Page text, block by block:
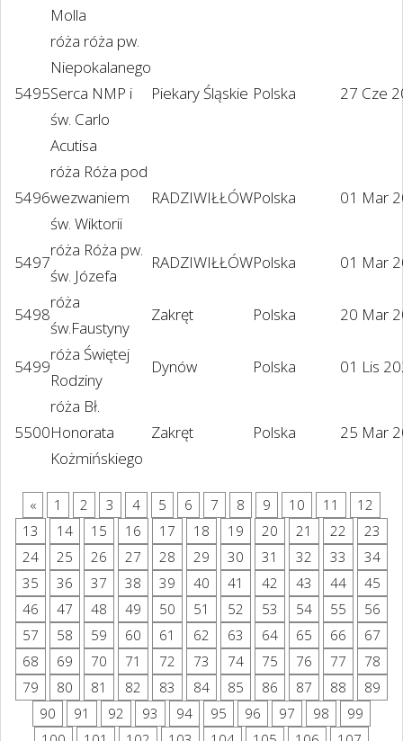
Molla
5495
róża róża pw.
Niepokalanego
Serca NMP i
św. Carlo
Acutisa
Piekary Śląskie Polska 27 Cze
5496
róża Róża pod
wezwaniem
św. Wiktorii
RADZIWIŁŁÓWPolska 01 Mar
5497
róża Róża pw.
św. Józefa
RADZIWIŁŁÓWPolska 01 Mar
5498
róża
św.Faustyny
Zakręt Polska 20 Mar
5499
róża Świętej
Rodziny
Dynów Polska 01 Lis
5500
róża Bł.
Honorata
Kożmińskiego
Zakręt Polska 25 Mar
« 1 2 3 4 5 6 7 8 9 10 11
12
13
14 15 16 17 18 19 20 21 22
23
24
25 26 27 28 29 30 31 32 33
34
35
36 37 38 39 40 41 42 43 44
45
46
47 48 49 50 51 52 53 54 55
56
57
58 59 60 61 62 63 64 65 66
67
68
69 70 71 72 73 74 75 76 77
78
79
80 81 82 83 84 85 86 87 88
89
90
91 92 93 94 95 96 97 98
99